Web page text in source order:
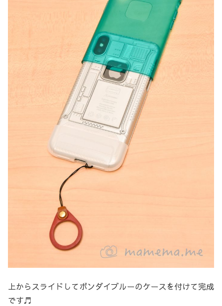
上からスライドしてボンダイブルーのケースを付けて完成
です♬